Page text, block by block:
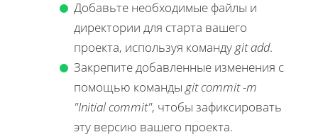
Добавьте необходимые файлы и
директории для старта вашего
проекта, используя командуgit add.
Закрепите добавленные изменения с
помощью команды git commit -m
"Initial commit", чтобы зафиксировать
эту версию вашего проекта.